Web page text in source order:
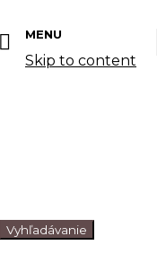
MENU
Skip to content
Vyhľadávanie